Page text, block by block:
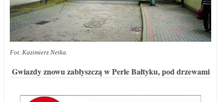
Fot. Kazimierz Netka.
Gwiazdy znowu zabłyszczą w Perle Bałtyku, pod drzewami